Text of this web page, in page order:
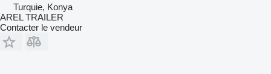
Turquie, Konya
AREL TRAILER
Contacter le vendeur